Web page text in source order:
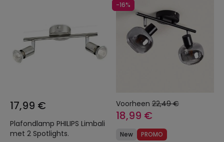
17,99 €
Plafondlamp PHILIPS Limbali
met 2 Spotlights.
-16%
Voorheen 22,49 €
18,99 €
New PROMO